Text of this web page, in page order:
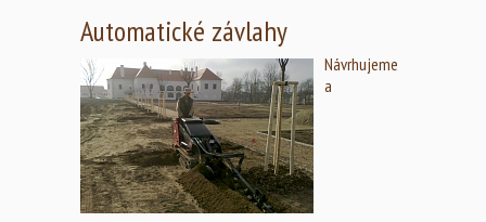
Automatické závlahy
Návrhujeme
a